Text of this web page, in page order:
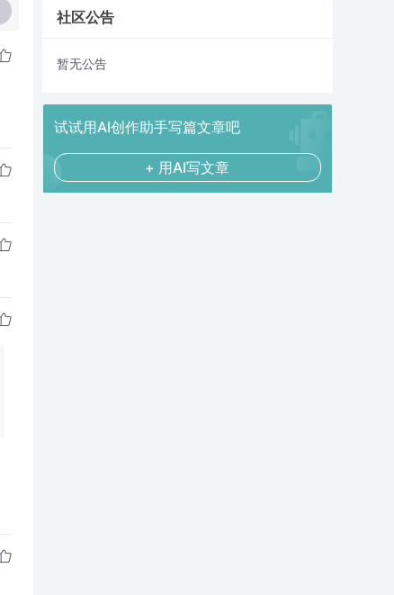
社区公告
暂无公告
试试用AI创作助手写篇文章吧
+ 用AI写文章